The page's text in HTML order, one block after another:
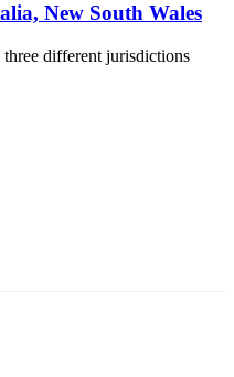
New South Wales
different jurisdictions